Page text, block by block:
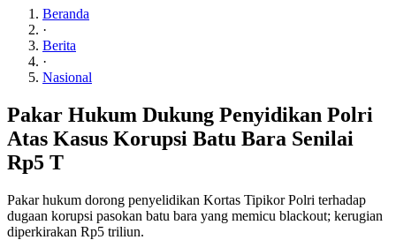
Beranda
·
Berita
·
Nasional
Pakar Hukum Dukung Penyidikan Polri
Atas Kasus Korupsi Batu Bara Senilai
Rp5 T
Pakar hukum dorong penyelidikan Kortas Tipikor Polri terhadap
dugaan korupsi pasokan batu bara yang memicu blackout; kerugian
diperkirakan Rp5 triliun.